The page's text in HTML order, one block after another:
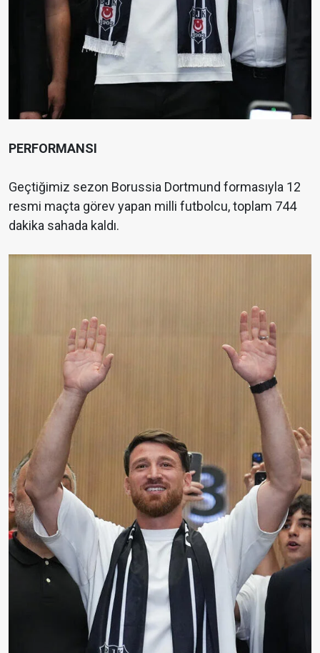
PERFORMANSI
Geçtiğimiz sezon Borussia Dortmund formasıyla 12
resmi maçta görev yapan milli futbolcu, toplam 744
dakika sahada kaldı.